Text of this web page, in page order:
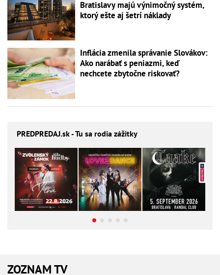
Bratislavy majú výnimočný systém,
ktorý ešte aj šetrí náklady
Inflácia zmenila správanie Slovákov:
Ako narábať s peniazmi, keď
nechcete zbytočne riskovať?
PREDPREDAJ.sk - Tu sa rodia zážitky
ZOZNAM TV